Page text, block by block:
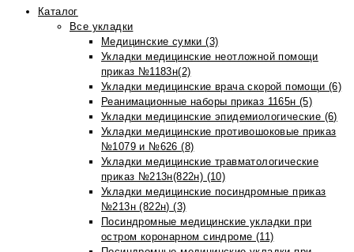
Каталог
Все укладки
Медицинские сумки (3)
Укладки медицинские неотложной помощи
приказ №1183н(2)
Укладки медицинские врача скорой помощи (6)
Реанимационные наборы приказ 1165н (5)
Укладки медицинские эпидемиологические (6)
Укладки медицинские противошоковые приказ
№1079 и №626 (8)
Укладки медицинские травматологические
приказ №213н(822н) (10)
Укладки медицинские посиндромные приказ
№213н (822н) (3)
Посиндромные медицинские укладки при
остром коронарном синдроме (11)